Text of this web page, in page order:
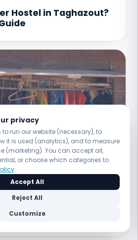
Hostel in Taghazout?
Morocco-Surftrip:
für 2026
privacy
to run our website (necessary), to
it is used (analytics), and to measure
(marketing). You can accept all,
or choose which categories to
.
Customize
Reject All
Accept All